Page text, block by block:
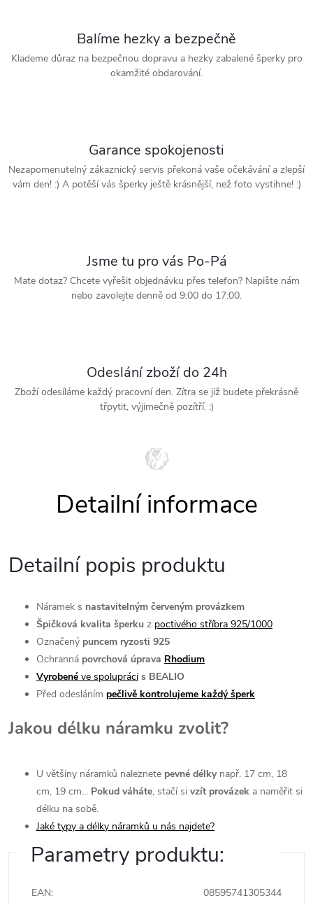
Balíme hezky a bezpečně
Klademe důraz na bezpečnou dopravu a hezky zabalené šperky pro
okamžité obdarování.
Garance spokojenosti
Nezapomenutelný zákaznický servis překoná vaše očekávání a zlepší
vám den! :) A potěší vás šperky ještě krásnější, než foto vystihne! :)
Jsme tu pro vás Po-Pá
Mate dotaz? Chcete vyřešit objednávku přes telefon? Napište nám
nebo zavolejte denně od 9:00 do 17:00.
Odeslání zboží do 24h
Zboží odesíláme každý pracovní den. Zítra se již budete překrásně
třpytit, výjimečně pozítří. :)
Detailní popis produktu
Náramek s nastavitelným červeným provázkem
Špičková kvalita šperku z poctivého stříbra 925/1000
Označený puncem ryzosti 925
Ochranná povrchová úprava Rhodium
Vyrobené ve spolupráci s BEALIO
Před odesláním pečlivě kontrolujeme každý šperk
Jakou délku náramku zvolit?
U většiny náramků naleznete pevné délkynapř. 17 cm, 18
cm, 19 cm... Pokud váháte, stačí si vzít provázek a naměřit si
délku na sobě.
Jaké typy a délky náramků u nás najdete?
Parametry produktu:
EAN: 08595741305344